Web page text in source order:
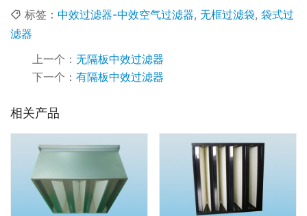
标签： 中效过滤器-中效空气过滤器, 无框过滤袋, 袋式过
滤器
上一个： 无隔板中效过滤器
下一个： 有隔板中效过滤器
相关产品